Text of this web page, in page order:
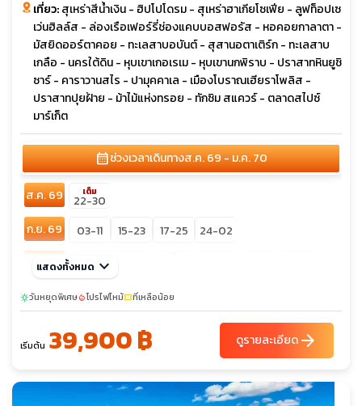
เที่ยว:สุเหร่าสีน้ำเงิน - ฮิปโปโดรม - สุเหร่าฮาเกียโซเฟีย - ลูฟท็อปเซ
เว่นฮิลล์ส - ล่องเรือเฟอร์รี่ช่องแคบบอสฟอรัส - หอคอยกาลาตา -
มัสยิดออร์ตาคอย - ทะเลสาบอบันต์ - สุสานอตาเติร์ก - ทะเลสาบ
เกลือ - นครใต้ดิน - หุบเขาเกอเรเม - หุบเขานกพิราบ - ปราสาทหินยูชิ
ซาร์ - คาราวานสไร - ปามุคคาเล - เมืองโบราณเฮียราโพลิส -
ปราสาทปุยฝ้าย - ม้าไม้แห่งทรอย - ทักซิม สแควร์ - ตลาดสไปซ์
มาร์เก็ต
calendar_monthช่วงเวลาเดินทางส.ค. 69 - ม.ค. 70
ส.ค. 69 เต็ม
22-30
ก.ย. 69
03-11 15-23 17-25
24-02
ต.ค. 69
01-09 sunny
30-07
20-28 25-03 30-08
09-17 18-26 23-31
28-05 29-06 30-07
แสดงทั้งหมด keyboard_arrow_down
sunnyวันหยุดพิเศษlocal_fire_departmentโปรไฟไหม้confirmation_numberที่เหลือน้อย
เริ่มต้น 39,900 ฿ ดูรายละเอียดarrow_forward